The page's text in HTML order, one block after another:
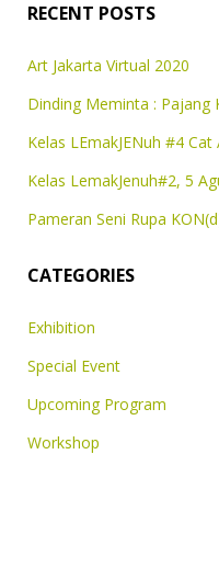
RECENT POSTS
Art Jakarta Virtual 2020
Dinding Meminta : Pajang
Kelas LEmakJENuh #4
Kelas LemakJenuh#2, 5
Pameran Seni Rupa
CATEGORIES
Exhibition
Special Event
Upcoming Program
Workshop